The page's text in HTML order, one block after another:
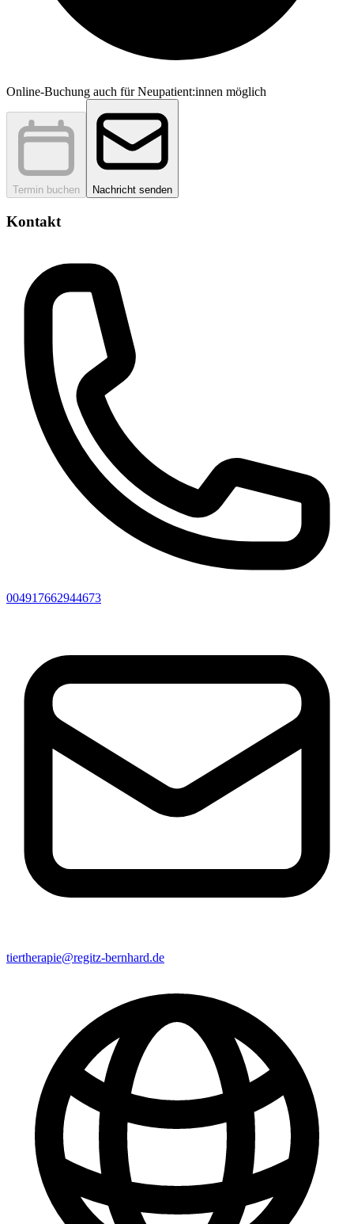
Online-Buchung auch für Neupatient:innen möglich
Termin buchen Nachricht senden
Kontakt
004917662944673
tiertherapie@regitz-bernhard.de